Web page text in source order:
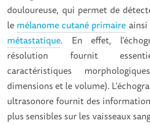
douloureuse, qui permet de
le mélanome cutané primaire
métastatique. En effet,
résolution fournit
caractéristiques
dimensions et le volume).
ultrasonore fournit des
plus sensibles sur les vaisseaux